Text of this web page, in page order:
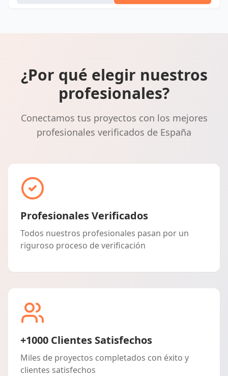
¿Por qué elegir nuestros
profesionales?
Conectamos tus proyectos con los mejores
profesionales verificados de España
Profesionales Verificados
Todos nuestros profesionales pasan por un
riguroso proceso de verificación
+1000 Clientes Satisfechos
Miles de proyectos completados con éxito y
clientes satisfechos